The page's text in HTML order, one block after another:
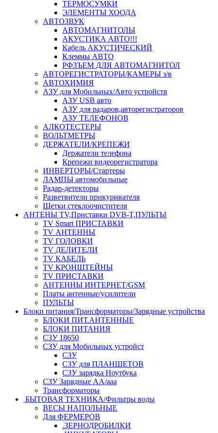
ТЕРМОСУМКИ
ЭЛЕМЕНТЫ ХООДА
АВТОЗВУК
АВТОМАГНИТОЛЫ
АКУСТИКА АВТО!!!
Кабель АКУСТИЧЕСКИЙ
Клеммы АВТО
РФЗЪЕМ ДЛЯ АВТОМАГНИТОЛ
АВТОРЕГИСТРАТОРЫ/КАМЕРЫ з/в
АВТОХИМИЯ
АЗУ для Мобильных/Авто устройств
АЗУ USB авто
АЗУ для радаров,авторегистраторов
АЗУ ТЕЛЕФОНОВ
АЛКОТЕСТЕРЫ
ВОЛЬТМЕТРЫ
ДЕРЖАТЕЛИ/КРЕПЕЖИ
Держатели телефона
Крепежи видеорегистратора
ИНВЕРТОРЫ/Стартеры
ЛАМПЫ автомобильные
Радар-детекторы
Разветвители прикуривателя
Щетки стеклоочистителя
АНТЕНЫ ТV,Приставки DVB-T,ПУЛЬТЫ
TV Smart ПРИСТАВКИ
TV АНТЕННЫ
TV ГОЛОВКИ
TV ДЕЛИТЕЛИ
TV КАБЕЛЬ
TV КРОНШТЕЙНЫ
TV ПРИСТАВКИ
АНТЕННЫ ИНТЕРНЕТ/GSM
Платы антенные/усилители
ПУЛЬТЫ
Блоки питания/Трансформаторы/Зарядные устройства
БЛОКИ ПИТ.АНТЕННЫЕ
БЛОКИ ПИТАНИЯ
СЗУ 18650
СЗУ для Мобильных устройст
СЗУ
СЗУ для ПЛАНШЕТОВ
СЗУ зарядка Ноутбука
СЗУ Зарядные АА/ааа
Трансформаторы
БЫТОВАЯ ТЕХНИКА/Фильтры воды
ВЕСЫ НАПОЛЬНЫЕ
Для ФЕРМЕРОВ
.ЗЕРНОДРОБИЛКИ